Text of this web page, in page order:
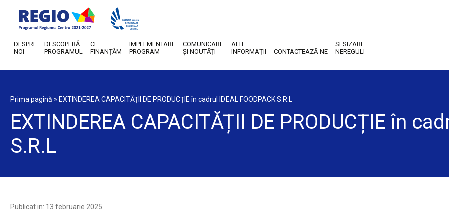
DESPRE
NOI
DESCOPERĂ
PROGRAMUL
CE
FINANȚĂM
IMPLEMENTARE
PROGRAM
COMUNICARE
ȘI NOUTĂȚI
ALTE
INFORMAȚII
CONTACTEAZĂ-NE
SESIZARE
NEREGULI
Prima pagină » EXTINDEREA CAPACITĂȚII DE PRODUCȚIE în cadrul IDEAL FOODPACK S.R.L
EXTINDEREA CAPACITĂȚII DE PRODUCȚIE în
S.R.L
Publicat in: 13 februarie 2025